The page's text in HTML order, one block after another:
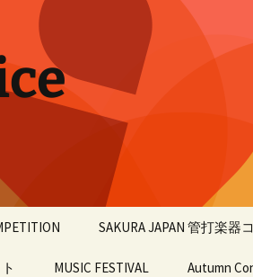
ピアノ部門
SAKURA JAPAN 管打楽器
第3回大会
MUSIC FESTIVAL Autumn